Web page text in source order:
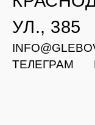
Владимировна
ОГРНИП
Юридический адрес: